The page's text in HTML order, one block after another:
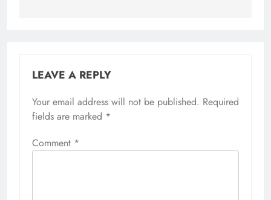
LEAVE A REPLY
Your email address will not be published. Required
fields are marked *
Comment *